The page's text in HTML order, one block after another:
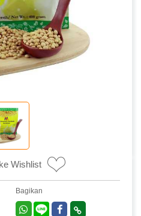
Wishlist
Bagikan